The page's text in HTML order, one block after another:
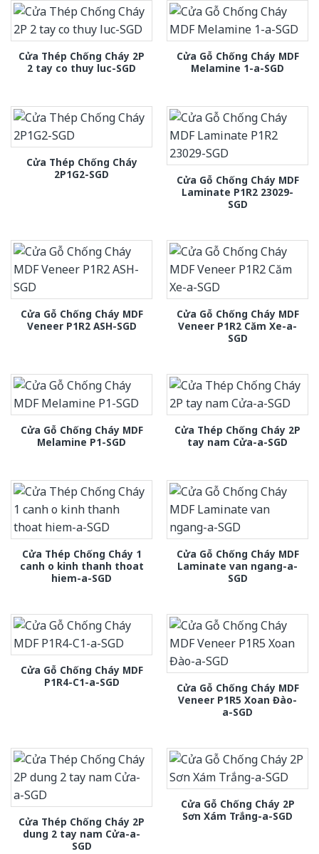
Cửa Thép Chống Cháy 2P
2 tay co thuy luc-SGD
Cửa Gỗ Chống Cháy MDF
Melamine 1-a-SGD
Cửa Thép Chống Cháy
2P1G2-SGD
Cửa Gỗ Chống Cháy MDF
Laminate P1R2 23029-
SGD
Cửa Gỗ Chống Cháy MDF
Veneer P1R2 ASH-SGD
Cửa Gỗ Chống Cháy MDF
Veneer P1R2 Căm Xe-a-
SGD
Cửa Gỗ Chống Cháy MDF
Melamine P1-SGD
Cửa Thép Chống Cháy 2P
tay nam Cửa-a-SGD
Cửa Thép Chống Cháy 1
canh o kinh thanh thoat
hiem-a-SGD
Cửa Gỗ Chống Cháy MDF
Laminate van ngang-a-
SGD
Cửa Gỗ Chống Cháy MDF
P1R4-C1-a-SGD
Cửa Gỗ Chống Cháy MDF
Veneer P1R5 Xoan Đào-
a-SGD
Cửa Thép Chống Cháy 2P
dung 2 tay nam Cửa-a-
SGD
Cửa Gỗ Chống Cháy 2P
Sơn Xám Trắng-a-SGD